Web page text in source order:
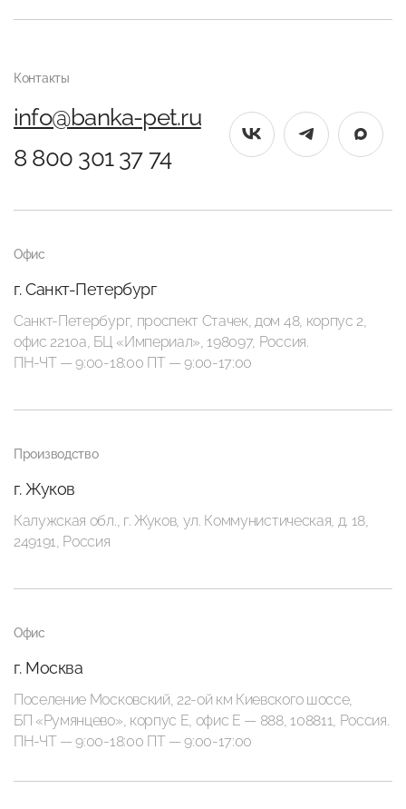
Контакты
info@banka-pet.ru
8 800 301 37 74
Офис
г. Санкт-Петербург
Санкт-Петербург, проспект Стачек, дом 48, корпус 2,
офис 2210а, БЦ «Империал», 198097, Россия.
ПН-ЧТ — 9:00-18:00 ПТ — 9:00-17:00
Производство
г. Жуков
Калужская обл., г. Жуков, ул. Коммунистическая, д. 18,
249191, Россия
Офис
г. Москва
Поселение Московский, 22-ой км Киевского шоссе,
БП «Румянцево», корпус Е, офис E — 888, 108811, Россия.
ПН-ЧТ — 9:00-18:00 ПТ — 9:00-17:00